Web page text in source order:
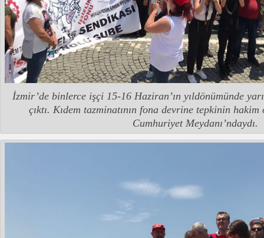
İzmir’de binlerce işçi 15-16 Haziran’ın yıldönümünde
çıktı. Kıdem tazminatının fona devrine tepkinin
Cumhuriyet Meydanı’ndaydı.